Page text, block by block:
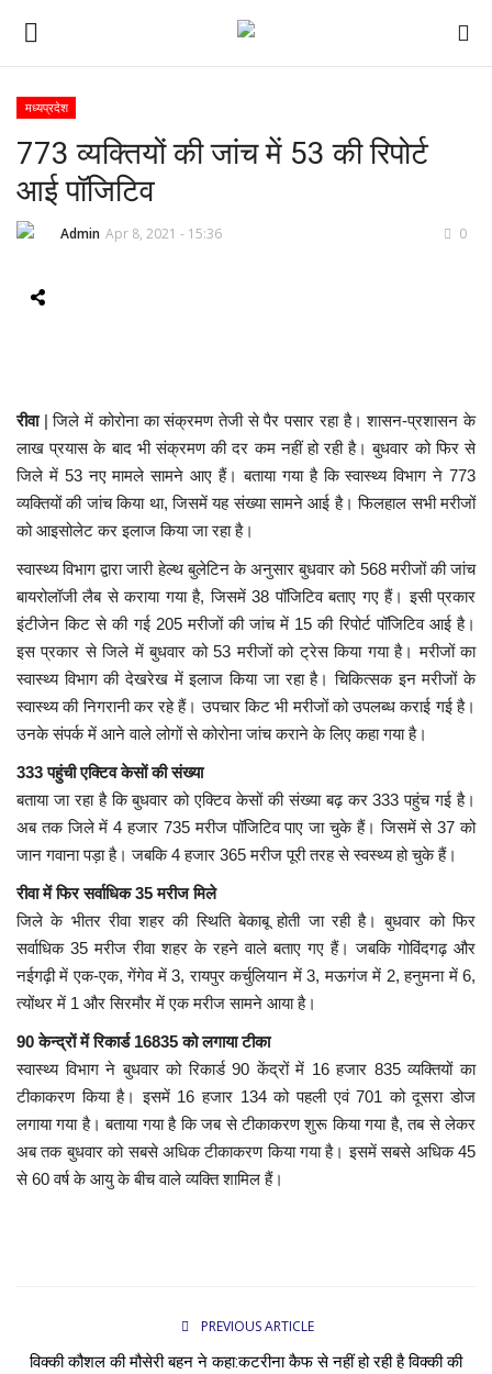
ई-पेपर
होम
देश
दुनिया
मध्यप्रदेश
छत्तीसगढ़
मनोरंजन
लाइफस्टाइल
खेल
ब्रेकिंग न्यूज़
व्यापार
टेक न्यूज़
मध्यप्रदेश
773 व्यक्तियों की जांच में 53 की रिपोर्ट
आई पॉजिटिव
Admin Apr 8, 2021 - 15:36 0
रीवा | जिले में कोरोना का संक्रमण तेजी से पैर पसार रहा है। शासन-प्रशासन के
लाख प्रयास के बाद भी संक्रमण की दर कम नहीं हो रही है। बुधवार को फिर से
जिले में 53 नए मामले सामने आए हैं। बताया गया है कि स्वास्थ्य विभाग ने 773
व्यक्तियों की जांच किया था, जिसमें यह संख्या सामने आई है। फिलहाल सभी मरीजों
को आइसोलेट कर इलाज किया जा रहा है।
स्वास्थ्य विभाग द्वारा जारी हेल्थ बुलेटिन के अनुसार बुधवार को 568 मरीजों की जांच
बायरोलॉजी लैब से कराया गया है, जिसमें 38 पॉजिटिव बताए गए हैं। इसी प्रकार
इंटीजेन किट से की गई 205 मरीजों की जांच में 15 की रिपोर्ट पॉजिटिव आई है।
इस प्रकार से जिले में बुधवार को 53 मरीजों को ट्रेस किया गया है। मरीजों का
स्वास्थ्य विभाग की देखरेख में इलाज किया जा रहा है। चिकित्सक इन मरीजों के
स्वास्थ्य की निगरानी कर रहे हैं। उपचार किट भी मरीजों को उपलब्ध कराई गई है।
उनके संपर्क में आने वाले लोगों से कोरोना जांच कराने के लिए कहा गया है।
333 पहुंची एक्टिव केसों की संख्या
बताया जा रहा है कि बुधवार को एक्टिव केसों की संख्या बढ़ कर 333 पहुंच गई है।
अब तक जिले में 4 हजार 735 मरीज पॉजिटिव पाए जा चुके हैं। जिसमें से 37 को
जान गवाना पड़ा है। जबकि 4 हजार 365 मरीज पूरी तरह से स्वस्थ्य हो चुके हैं।
रीवा में फिर सर्वाधिक 35 मरीज मिले
जिले के भीतर रीवा शहर की स्थिति बेकाबू होती जा रही है। बुधवार को फिर
सर्वाधिक 35 मरीज रीवा शहर के रहने वाले बताए गए हैं। जबकि गोविंदगढ़ और
नईगढ़ी में एक-एक, गेंगेव में 3, रायपुर कर्चुलियान में 3, मऊगंज में 2, हनुमना में 6,
त्योंथर में 1 और सिरमौर में एक मरीज सामने आया है।
90 केन्द्रों में रिकार्ड 16835 को लगाया टीका
स्वास्थ्य विभाग ने बुधवार को रिकार्ड 90 केंद्रों में 16 हजार 835 व्यक्तियों का
टीकाकरण किया है। इसमें 16 हजार 134 को पहली एवं 701 को दूसरा डोज
लगाया गया है। बताया गया है कि जब से टीकाकरण शुरू किया गया है, तब से लेकर
अब तक बुधवार को सबसे अधिक टीकाकरण किया गया है। इसमें सबसे अधिक 45
से 60 वर्ष के आयु के बीच वाले व्यक्ति शामिल हैं।
PREVIOUS ARTICLE
विक्की कौशल की मौसेरी बहन ने कहा:कटरीना कैफ से नहीं हो रही है विक्की की